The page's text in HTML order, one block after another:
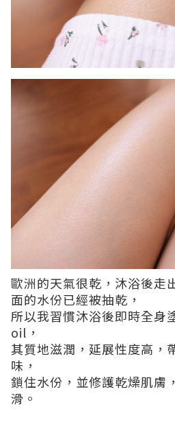
歐洲的天氣很乾，沐浴後走
面的水份已經被抽乾，
所以我習慣沐浴後即時全
oil，
其質地滋潤，延展性度高，
味，
鎖住水份，並修護乾燥肌膚
滑。